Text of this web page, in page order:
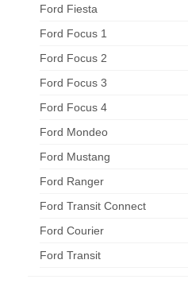
Ford Fiesta
Ford Focus 1
Ford Focus 2
Ford Focus 3
Ford Focus 4
Ford Mondeo
Ford Mustang
Ford Ranger
Ford Transit Connect
Ford Courier
Ford Transit